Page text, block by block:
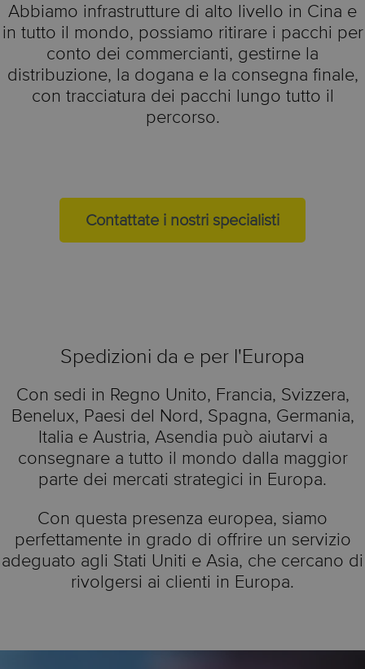
Abbiamo infrastrutture di alto livello in Cina e
in tutto il mondo, possiamo ritirare i pacchi per
conto dei commercianti, gestirne la
distribuzione, la dogana e la consegna finale,
con tracciatura dei pacchi lungo tutto il
percorso.
Contattate i nostri specialisti
Spedizioni da e per l'Europa
Con sedi in Regno Unito, Francia, Svizzera,
Benelux, Paesi del Nord, Spagna, Germania,
Italia e Austria, Asendia può aiutarvi a
consegnare a tutto il mondo dalla maggior
parte dei mercati strategici in Europa.
Con questa presenza europea, siamo
perfettamente in grado di offrire un servizio
adeguato agli Stati Uniti e Asia, che cercano di
rivolgersi ai clienti in Europa.